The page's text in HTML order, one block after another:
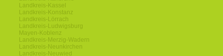
Landkreis-Kassel
Landkreis-Konstanz
Landkreis-Lörrach
Landkreis-Ludwigsburg
Mayen-Koblenz
Landkreis-Merzig-Wadern
Landkreis-Neunkirchen
Landkreis-Neuwied